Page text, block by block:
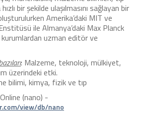
bir şekilde ulaşılmasını sağlayan bir
Amerika’daki MIT ve
ile Almanya’daki Max Planck
uzman editör ve
: Malzeme, teknoloji, mülkiyet,
üzerindeki etki.
bilimi, kimya, fizik ve tıp
(nano) -
view/db/nano